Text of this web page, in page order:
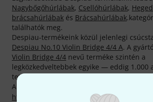
Nagybőgőhúrlábak, Csellóhúrlábak,
brácsahúrlábak és Brácsahúrlábak
találhatók meg.
Despiau-termékeink közül jelenlegi
Despiau No.10 Violin Bridge 4/4 A. A
Violin Bridge 4/4 nevű terméke szintén a
legközkedveltebbek egyike — eddig 1.000
tették le mellette vásárlóink rendeléseik
A gyártóval kapcsolatban itt találsz bővebb
http://www.despiau-chevalets.com